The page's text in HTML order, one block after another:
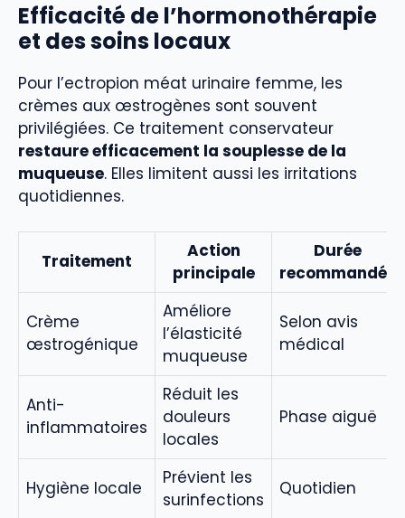
Efficacité de l’hormonothérapie
et des soins locaux
Pour l’ectropion méat urinaire femme, les
crèmes aux œstrogènes sont souvent
privilégiées. Ce traitement conservateur
restaure efficacement la souplesse de la
muqueuse. Elles limitent aussi les irritations
quotidiennes.
Traitement
Action
principale
Durée
recommandée
Crème
œstrogénique
Améliore
l’élasticité
muqueuse
Selon avis
médical
Anti-
inflammatoires
Réduit les
douleurs
locales
Phase aiguë
Hygiène locale
Prévient les
surinfections
Quotidien